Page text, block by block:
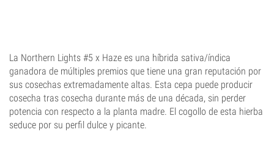
La Northern Lights #5 x Haze es una híbrida sativa/índica
ganadora de múltiples premios que tiene una gran reputación por
sus cosechas extremadamente altas. Esta cepa puede producir
cosecha tras cosecha durante más de una década, sin perder
potencia con respecto a la planta madre. El cogollo de esta hierba
seduce por su perfil dulce y picante.